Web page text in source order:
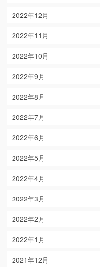
2022年12月
2022年11月
2022年10月
2022年9月
2022年8月
2022年7月
2022年6月
2022年5月
2022年4月
2022年3月
2022年2月
2022年1月
2021年12月